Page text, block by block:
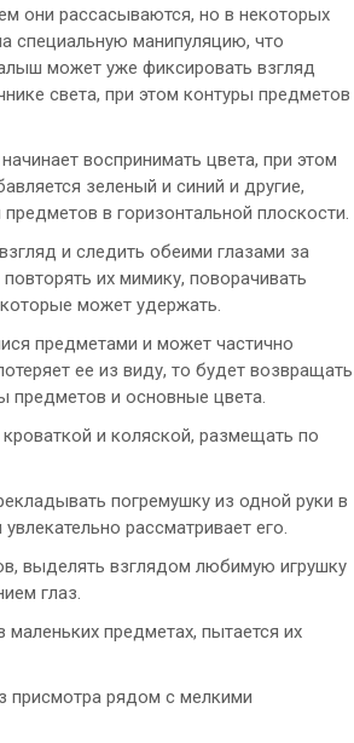
они рассасываются, но в некоторых
специальную манипуляцию, что
может уже фиксировать взгляд
света, при этом контуры предметов
воспринимать цвета, при этом
зеленый и синий и другие,
в горизонтальной плоскости.
и следить обеими глазами за
их мимику, поворачивать
которые может удержать.
предметами и может частично
ее из виду, то будет возвращать
предметов и основные цвета.
и коляской, размещать по
погремушку из одной руки в
рассматривает его.
выделять взглядом любимую игрушку
глаз.
предметах, пытается их
присмотра рядом с мелкими